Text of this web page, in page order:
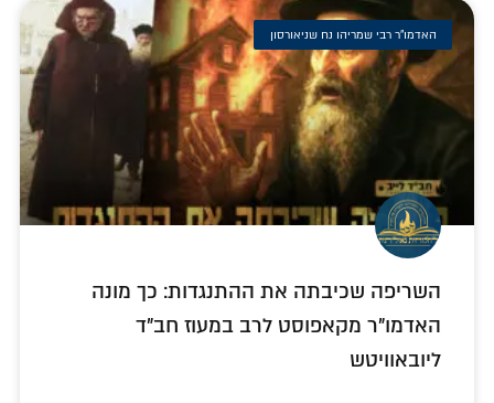
האדמו"ר רבי שמריהו נח שניאורסון
השריפה שכיבתה את ההתנגדות: כך מונה
האדמו"ר מקאפוסט לרב במעוז חב"ד
ליובאוויטש